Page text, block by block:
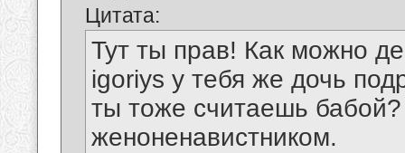
Цитата:
Тут ты прав! Как можно
igoriys у тебя же дочь
ты тоже считаешь
женоненавистником.